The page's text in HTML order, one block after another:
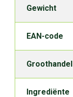
Gewicht
EAN-code
Groothandel
Ingrediënte